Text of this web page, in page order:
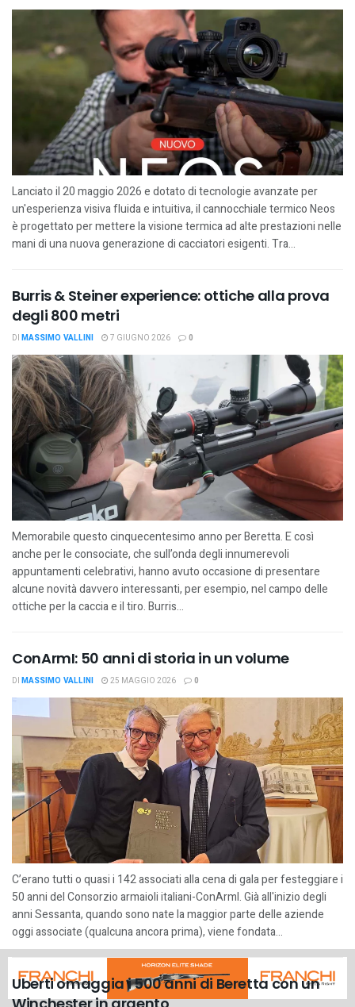
Lanciato il 20 maggio 2026 e dotato di tecnologie avanzate per
un'esperienza visiva fluida e intuitiva, il cannocchiale termico Neos
è progettato per mettere la visione termica ad alte prestazioni nelle
mani di una nuova generazione di cacciatori esigenti. Tra...
Burris & Steiner experience: ottiche alla prova
degli 800 metri
DI MASSIMO VALLINI 7 GIUGNO 2026 0
Memorabile questo cinquecentesimo anno per Beretta. E così
anche per le consociate, che sull’onda degli innumerevoli
appuntamenti celebrativi, hanno avuto occasione di presentare
alcune novità davvero interessanti, per esempio, nel campo delle
ottiche per la caccia e il tiro. Burris...
ConArmI: 50 anni di storia in un volume
DI MASSIMO VALLINI 25 MAGGIO 2026 0
C’erano tutti o quasi i 142 associati alla cena di gala per festeggiare i
50 anni del Consorzio armaioli italiani-ConArmI. Già all'inizio degli
anni Sessanta, quando sono nate la maggior parte delle aziende
oggi associate (qualcuna ancora prima), viene fondata...
Uberti omaggia i 500 anni di Beretta con un